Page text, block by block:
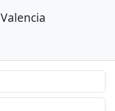
Valencia